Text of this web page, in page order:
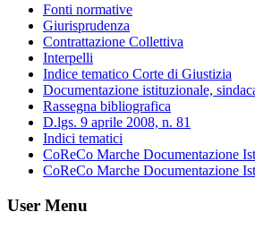
Fonti normative
Giurisprudenza
Contrattazione Collettiva
Interpelli
Indice tematico Corte di Giustizia
Documentazione istituzionale,
Rassegna bibliografica
D.lgs. 9 aprile 2008, n. 81
Indici tematici
CoReCo Marche Documentazione
CoReCo Marche Documentazione
User Menu